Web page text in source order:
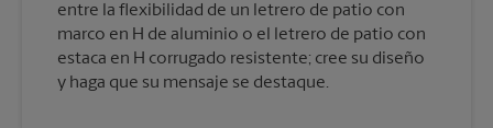
entre la flexibilidad de un letrero de patio con
marco en H de aluminio o el letrero de patio con
estaca en H corrugado resistente; cree su diseño
y haga que su mensaje se destaque.